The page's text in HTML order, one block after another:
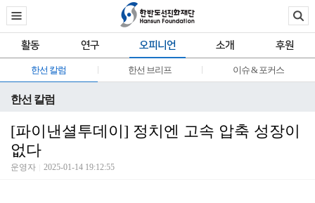
활동 연구 오피니언 소개 후원
한선 칼럼 한선 브리프 이슈 & 포커스
한선 칼럼
[파이낸셜투데이] 정치엔 고속 압축 성장이
없다
운영자 2025-01-14 19:12:55